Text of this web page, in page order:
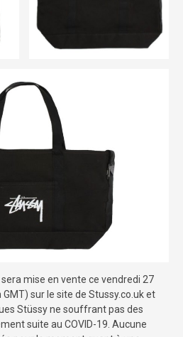
sera mise en vente ce vendredi 27
sur le site de Stussy.co.uk et
Stüssy ne souffrant pas des
suite au COVID-19. Aucune